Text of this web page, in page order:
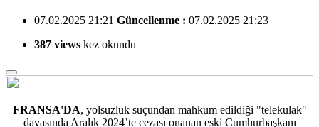
07.02.2025 21:21 Güncellenme : 07.02.2025 21:23
387 views kez okundu
FRANSA'DA, yolsuzluk suçundan mahkum edildiği "telekulak"
davasında Aralık 2024’te cezası onanan eski Cumhurbaşkanı